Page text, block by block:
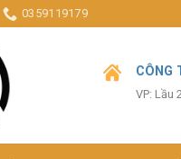
0359119179
CÔNG
VP: Lầu